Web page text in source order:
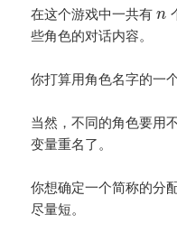
在这个游戏中一共有n
些角色的对话内容。
你打算用角色名字的一
当然，不同的角色要用
变量重名了。
你想确定一个简称的分
尽量短。